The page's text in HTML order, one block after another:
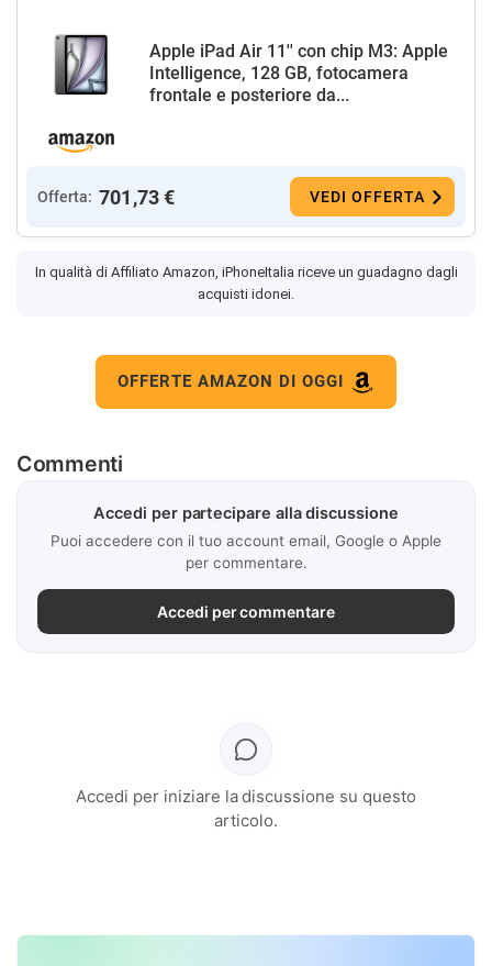
Apple iPad Air 11'' con chip M3: Apple
Intelligence, 128 GB, fotocamera
frontale e posteriore da...
Offerta: 701,73 € VEDI OFFERTA
In qualità di Affiliato Amazon, iPhoneItalia riceve un guadagno dagli
acquisti idonei.
OFFERTE AMAZON DI OGGI
Commenti
Accedi per partecipare alla discussione
Puoi accedere con il tuo account email, Google o Apple
per commentare.
Accedi per commentare
Accedi per iniziare la discussione su questo
articolo.